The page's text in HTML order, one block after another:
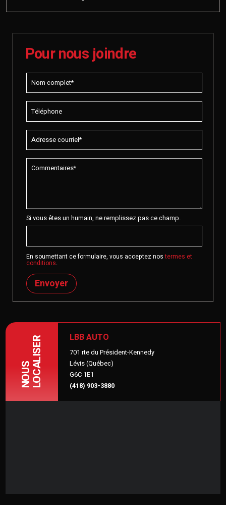
Pour nous joindre
Si vous êtes un humain, ne remplissez pas ce champ.
En soumettant ce formulaire, vous acceptez nostermes et
conditions.
Envoyer
NOUSLOCALISER LBB AUTO
701 rte du Président-Kennedy
Lévis (Québec)
G6C 1E1
(418) 903-3880